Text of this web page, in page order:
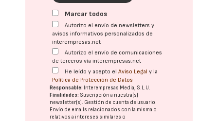
Marcar todos
Autorizo el envío de newsletters y
avisos informativos personalizados de
interempresas.net
Autorizo el envío de comunicaciones
de terceros vía interempresas.net
He leído y acepto elAviso Legal y la
Política de Protección de Datos
Responsable: Interempresas Media, S.L.U.
Finalidades: Suscripción a nuestra(s)
newsletter(s). Gestión de cuenta de usuario.
Envío de emails relacionados con la misma o
relativos a intereses similares o